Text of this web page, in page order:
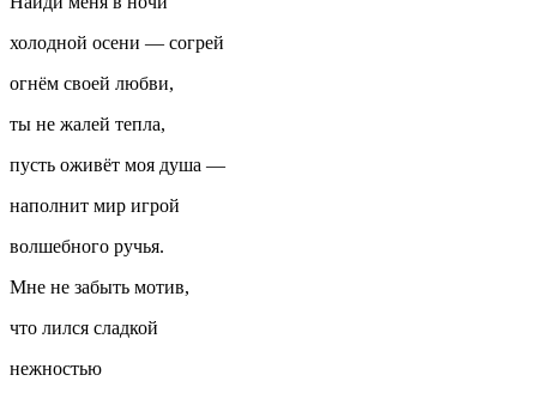
холодной осени — согрей
огнём своей любви,
ты не жалей тепла,
пусть оживёт моя душа —
наполнит мир игрой
волшебного ручья.
Мне не забыть мотив,
что лился сладкой
нежностью